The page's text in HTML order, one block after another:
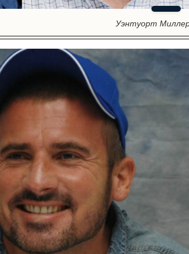
Уэнтуорт